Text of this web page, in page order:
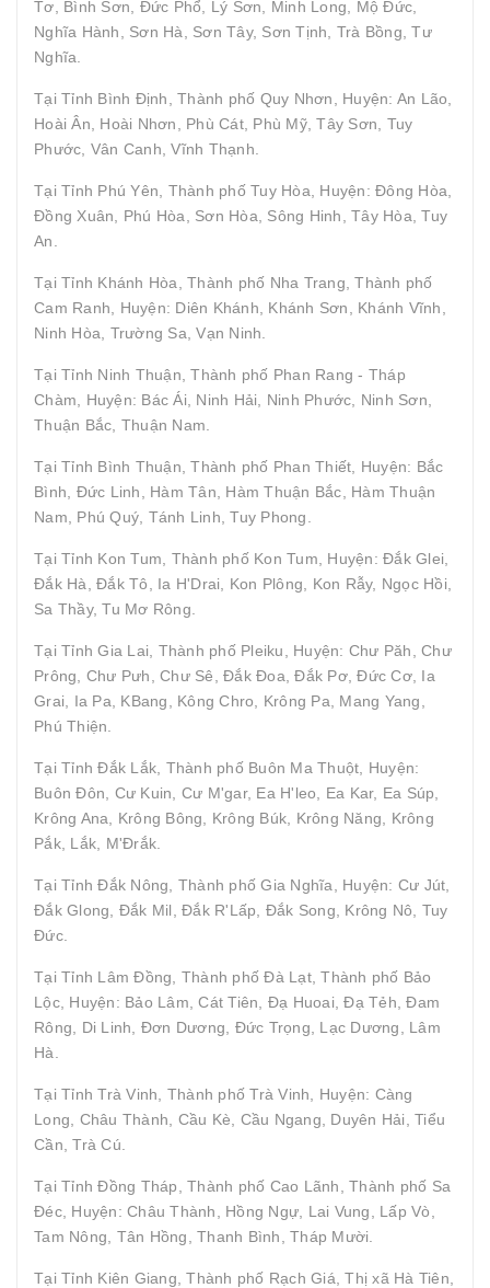
Tơ, Bình Sơn, Đức Phổ, Lý Sơn, Minh Long, Mộ Đức,
Nghĩa Hành, Sơn Hà, Sơn Tây, Sơn Tịnh, Trà Bồng, Tư
Nghĩa.
Tại Tỉnh Bình Định, Thành phố Quy Nhơn, Huyện: An Lão,
Hoài Ân, Hoài Nhơn, Phù Cát, Phù Mỹ, Tây Sơn, Tuy
Phước, Vân Canh, Vĩnh Thạnh.
Tại Tỉnh Phú Yên, Thành phố Tuy Hòa, Huyện: Đông Hòa,
Đồng Xuân, Phú Hòa, Sơn Hòa, Sông Hinh, Tây Hòa, Tuy
An.
Tại Tỉnh Khánh Hòa, Thành phố Nha Trang, Thành phố
Cam Ranh, Huyện: Diên Khánh, Khánh Sơn, Khánh Vĩnh,
Ninh Hòa, Trường Sa, Vạn Ninh.
Tại Tỉnh Ninh Thuận, Thành phố Phan Rang - Tháp
Chàm, Huyện: Bác Ái, Ninh Hải, Ninh Phước, Ninh Sơn,
Thuận Bắc, Thuận Nam.
Tại Tỉnh Bình Thuận, Thành phố Phan Thiết, Huyện: Bắc
Bình, Đức Linh, Hàm Tân, Hàm Thuận Bắc, Hàm Thuận
Nam, Phú Quý, Tánh Linh, Tuy Phong.
Tại Tỉnh Kon Tum, Thành phố Kon Tum, Huyện: Đắk Glei,
Đắk Hà, Đắk Tô, Ia H'Drai, Kon Plông, Kon Rẫy, Ngọc Hồi,
Sa Thầy, Tu Mơ Rông.
Tại Tỉnh Gia Lai, Thành phố Pleiku, Huyện: Chư Păh, Chư
Prông, Chư Pưh, Chư Sê, Đắk Đoa, Đắk Pơ, Đức Cơ, Ia
Grai, Ia Pa, KBang, Kông Chro, Krông Pa, Mang Yang,
Phú Thiện.
Tại Tỉnh Đắk Lắk, Thành phố Buôn Ma Thuột, Huyện:
Buôn Đôn, Cư Kuin, Cư M'gar, Ea H'leo, Ea Kar, Ea Súp,
Krông Ana, Krông Bông, Krông Búk, Krông Năng, Krông
Pắk, Lắk, M'Đrắk.
Tại Tỉnh Đắk Nông, Thành phố Gia Nghĩa, Huyện: Cư Jút,
Đắk Glong, Đắk Mil, Đắk R'Lấp, Đắk Song, Krông Nô, Tuy
Đức.
Tại Tỉnh Lâm Đồng, Thành phố Đà Lạt, Thành phố Bảo
Lộc, Huyện: Bảo Lâm, Cát Tiên, Đạ Huoai, Đạ Tẻh, Đam
Rông, Di Linh, Đơn Dương, Đức Trọng, Lạc Dương, Lâm
Hà.
Tại Tỉnh Trà Vinh, Thành phố Trà Vinh, Huyện: Càng
Long, Châu Thành, Cầu Kè, Cầu Ngang, Duyên Hải, Tiểu
Cần, Trà Cú.
Tại Tỉnh Đồng Tháp, Thành phố Cao Lãnh, Thành phố Sa
Đéc, Huyện: Châu Thành, Hồng Ngự, Lai Vung, Lấp Vò,
Tam Nông, Tân Hồng, Thanh Bình, Tháp Mười.
Tại Tỉnh Kiên Giang, Thành phố Rạch Giá, Thị xã Hà Tiên,